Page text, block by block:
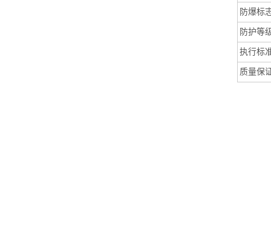
防爆标
防护等
执行标
质量保